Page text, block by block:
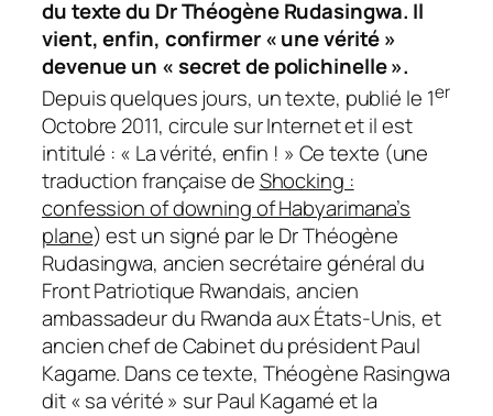
du texte du Dr Théogène Rudasingwa. Il
vient, enfin, confirmer « une vérité »
devenue un « secret de polichinelle ».
Depuis quelques jours, un texte, publié le 1er
Octobre 2011, circule sur Internet et il est
intitulé : « La vérité, enfin ! » Ce texte (une
traduction française deShocking :
confession of downing of Habyarimana’s
plane) est un signé par le Dr Théogène
Rudasingwa, ancien secrétaire général du
Front Patriotique Rwandais, ancien
ambassadeur du Rwanda aux États-Unis, et
ancien chef de Cabinet du président Paul
Kagame. Dans ce texte, Théogène Rasingwa
dit « sa vérité » sur Paul Kagamé et la